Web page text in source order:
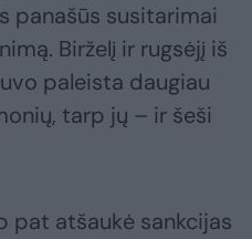
panašūs susitarimai
Birželį ir rugsėjį iš
paleista daugiau
tarp jų – ir šeši
pat atšaukė sankcijas